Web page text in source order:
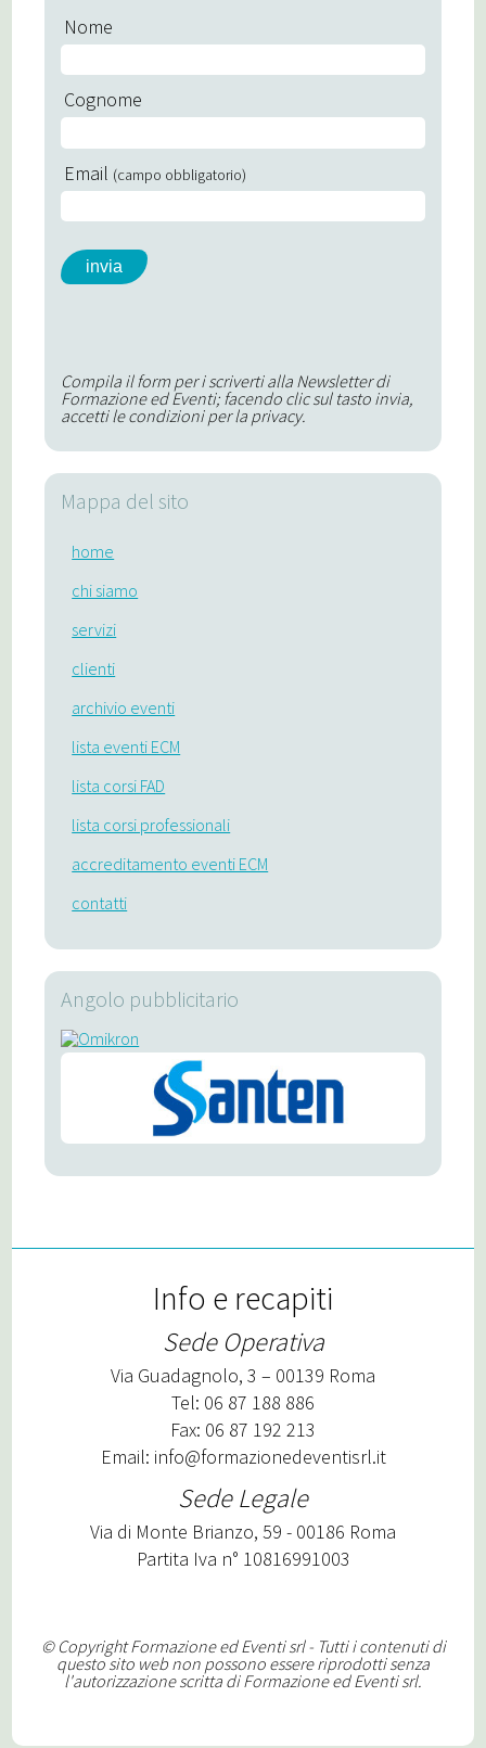
Nome
Cognome
Email (campo obbligatorio)
Compila il form per i scriverti alla Newsletter di
Formazione ed Eventi; facendo clic sul tasto invia,
accetti le condizioni per la privacy.
Mappa del sito
home
chi siamo
servizi
clienti
archivio eventi
lista eventi ECM
lista corsi FAD
lista corsi professionali
accreditamento eventi ECM
contatti
Angolo pubblicitario
Info e recapiti
Sede Operativa
Via Guadagnolo, 3 – 00139 Roma
Tel: 06 87 188 886
Fax: 06 87 192 213
Email: info@formazionedeventisrl.it
Sede Legale
Via di Monte Brianzo, 59 - 00186 Roma
Partita Iva n° 10816991003
© Copyright Formazione ed Eventi srl - Tutti i contenuti di
questo sito web non possono essere riprodotti senza
l'autorizzazione scritta di Formazione ed Eventi srl.